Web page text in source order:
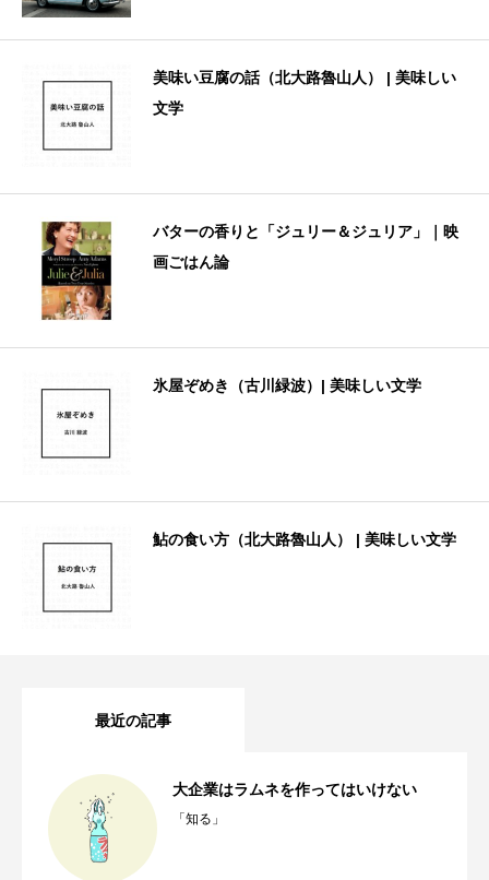
美味い豆腐の話（北大路魯山人） | 美味しい
文学
バターの香りと「ジュリー＆ジュリア」｜映
画ごはん論
氷屋ぞめき（古川緑波）| 美味しい文学
鮎の食い方（北大路魯山人） | 美味しい文学
最近の記事
大企業はラムネを作ってはいけない
「知る」